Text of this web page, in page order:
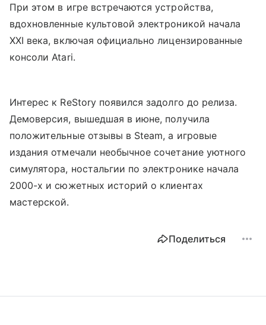
При этом в игре встречаются устройства,
вдохновленные культовой электроникой начала
XXI века, включая официально лицензированные
консоли Atari.
Интерес к ReStory появился задолго до релиза.
Демоверсия, вышедшая в июне, получила
положительные отзывы в Steam, а игровые
издания отмечали необычное сочетание уютного
симулятора, ностальгии по электронике начала
2000-х и сюжетных историй о клиентах
мастерской.
Поделиться